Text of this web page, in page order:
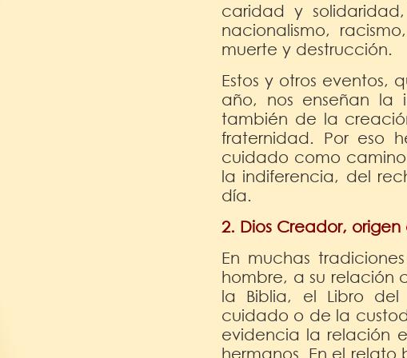
caridad y
nacionalismo,
muerte y destrucción.
Estos y otros
año, nos enseñan la
también de la
fraternidad. Por eso
cuidado como
la indiferencia, del
día.
2. Dios Creador,
En muchas
hombre, a su relación
la Biblia, el Libro del
cuidado o de la
evidencia la relación
hermanos. En el